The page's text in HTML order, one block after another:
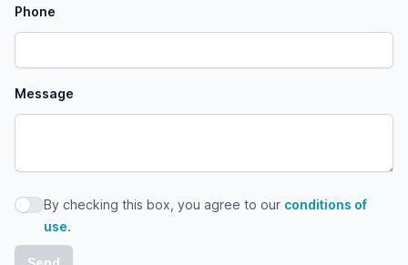
Phone
Message
By checking this box, you agree to our conditions of use
By checking this box, you agree to our conditions of
use.